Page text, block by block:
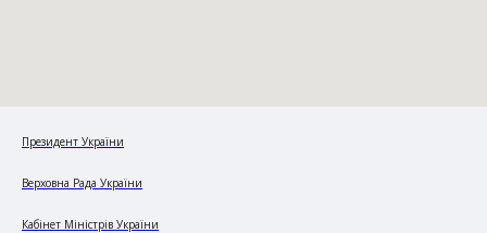
Президент України
Верховна Рада України
Кабінет Міністрів України